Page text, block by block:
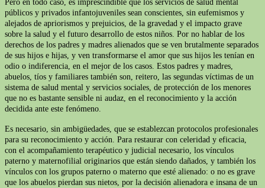
Pero en todo caso, es imprescindible que los servicios de salud mental
públicos y privados infantojuveniles sean conscientes, sin eufemismos y
alejados de apriorismos y prejuicios, de la gravedad y el impacto grave
sobre la salud y el futuro desarrollo de estos niños. Por no hablar de los
derechos de los padres y madres alienados que se ven brutalmente separados
de sus hijos e hijas, y ven transformarse el amor que sus hijos les tenían en
odio o indiferencia, en el mejor de los casos. Estos padres y madres,
abuelos, tíos y familiares también son, reitero, las segundas víctimas de un
sistema de salud mental y servicios sociales, de protección de los menores
que no es bastante sensible ni audaz, en el reconocimiento y la acción
decidida ante este fenómeno.
Es necesario, sin ambigüedades, que se establezcan protocolos profesionales
para su reconocimiento y acción. Para restaurar con celeridad y eficacia,
con el acompañamiento terapéutico y judicial necesario, los vínculos
paterno y maternofilial originarios que están siendo dañados, y también los
vínculos con los grupos paterno o materno que esté alienado: o no es grave
que los abuelos pierdan sus nietos, por la decisión alienadora e insana de un